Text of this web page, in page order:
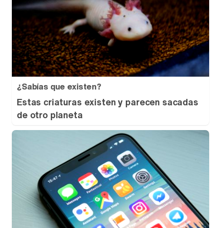
¿Sabías que existen?
Estas criaturas existen y parecen sacadas
de otro planeta